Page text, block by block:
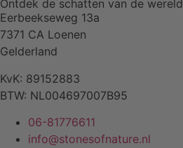
Ontdek de schatten van de wereld
Eerbeekseweg 13a
7371 CA Loenen
Gelderland
KvK: 89152883
BTW: NL004697007B95
06-81776611
info@stonesofnature.nl